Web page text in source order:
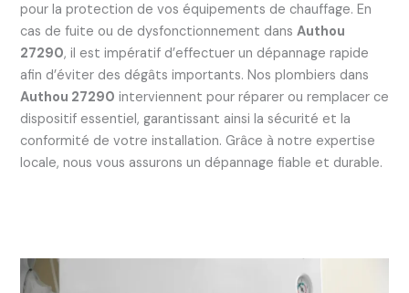
pour la protection de vos équipements de chauffage. En
cas de fuite ou de dysfonctionnement dans Authou
27290, il est impératif d’effectuer un dépannage rapide
afin d’éviter des dégâts importants. Nos plombiers dans
Authou 27290 interviennent pour réparer ou remplacer ce
dispositif essentiel, garantissant ainsi la sécurité et la
conformité de votre installation. Grâce à notre expertise
locale, nous vous assurons un dépannage fiable et durable.